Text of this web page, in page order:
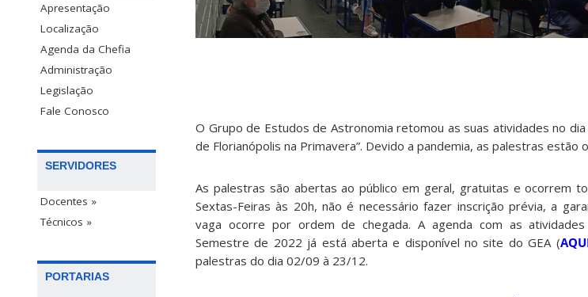
Apresentação
Localização
Agenda da Chefia
Administração
Legislação
Fale Conosco
SERVIDORES
Docentes »
Técnicos »
PORTARIAS
O Grupo de Estudos de Astronomia retomou as suas atividades no
de Florianópolis na Primavera”. Devido a pandemia, as palestras estão
As palestras são abertas ao público em geral, gratuitas e ocorrem
Sextas-Feiras às 20h, não é necessário fazer inscrição prévia, a
vaga ocorre por ordem de chegada. A agenda com as
Semestre de 2022 já está aberta e disponível no site do GEA (
palestras do dia 02/09 à 23/12.